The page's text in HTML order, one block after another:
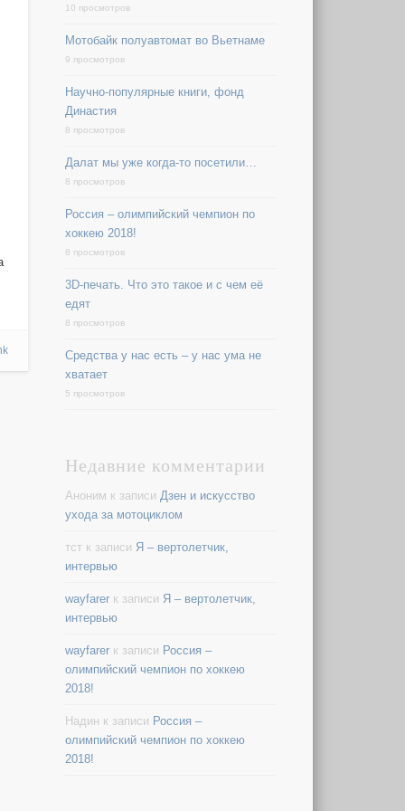
10 просмотров
Мотобайк полуавтомат во Вьетнаме
9 просмотров
Научно-популярные книги, фонд
Династия
8 просмотров
Далат мы уже когда-то посетили…
8 просмотров
Россия – олимпийский чемпион по
хоккею 2018!
8 просмотров
3D-печать. Что это такое и с чем её
едят
8 просмотров
Средства у нас есть – у нас ума не
хватает
5 просмотров
Недавние комментарии
Аноним к записи Дзен и искусство
ухода за мотоциклом
тст к записи Я – вертолетчик,
интервью
wayfarer к записи Я – вертолетчик,
интервью
wayfarer к записи Россия –
олимпийский чемпион по хоккею
2018!
Надин к записи Россия –
олимпийский чемпион по хоккею
2018!